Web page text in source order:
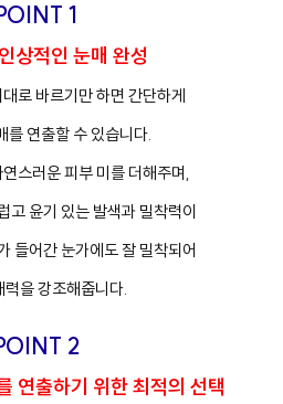
1
상적인 눈매 완성
로 바르기만 하면 간단하게
를 연출할 수 있습니다.
스러운 피부 미를 더해주며,
고 윤기 있는 발색과 밀착력이
들어간 눈가에도 잘 밀착되어
력을 강조해줍니다.
2
연출하기 위한 최적의 선택